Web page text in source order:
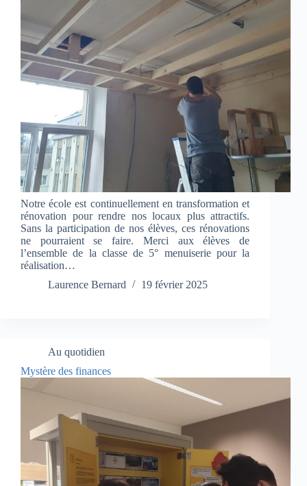
Notre école est continuellement en transformation et
rénovation pour rendre nos locaux plus attractifs.
Sans la participation de nos élèves, ces rénovations
ne pourraient se faire. Merci aux élèves de
l’ensemble de la classe de 5° menuiserie pour la
réalisation…
Laurence Bernard
19 février 2025
Au quotidien
Mystère des finances